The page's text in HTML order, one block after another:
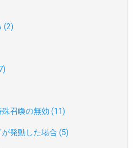
(2)
召喚の無効 (11)
発動した場合 (5)